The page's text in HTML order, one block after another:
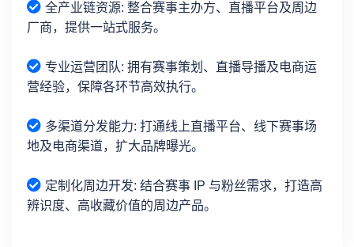
全产业链资源: 整合赛事主办方、直播平台及周边
厂商，提供一站式服务。
专业运营团队: 拥有赛事策划、直播导播及电商运
营经验，保障各环节高效执行。
多渠道分发能力: 打通线上直播平台、线下赛事场
地及电商渠道，扩大品牌曝光。
定制化周边开发: 结合赛事 IP 与粉丝需求，打造高
辨识度、高收藏价值的周边产品。